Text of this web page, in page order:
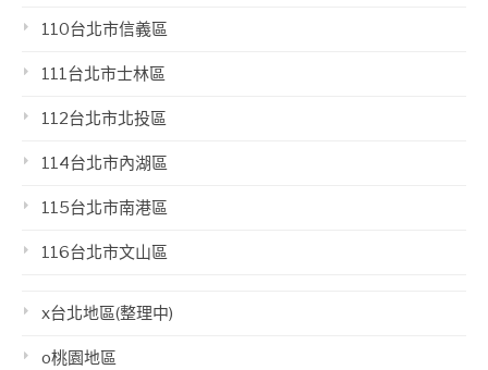
110台北市信義區
111台北市士林區
112台北市北投區
114台北市內湖區
115台北市南港區
116台北市文山區
x台北地區(整理中)
o桃園地區